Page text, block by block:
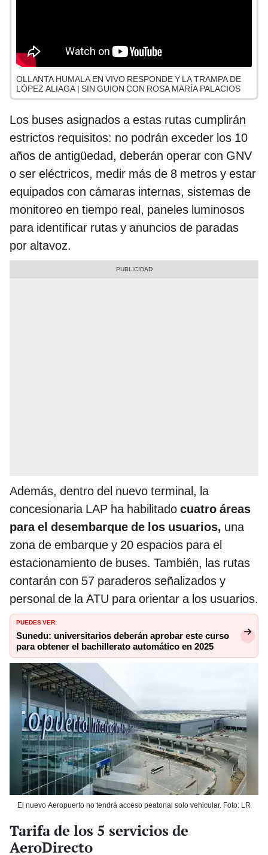
OLLANTA HUMALA EN VIVO RESPONDE Y LA TRAMPA DE
LÓPEZ ALIAGA | SIN GUION CON ROSA MARÍA PALACIOS
Los buses asignados a estas rutas cumplirán
estrictos requisitos: no podrán exceder los 10
años de antigüedad, deberán operar con GNV
o ser eléctricos, medir más de 8 metros y estar
equipados con cámaras internas, sistemas de
monitoreo en tiempo real, paneles luminosos
para identificar rutas y anuncios de paradas
por altavoz.
Además, dentro del nuevo terminal, la
concesionaria LAP ha habilitado cuatro áreas
para el desembarque de los usuarios, una
zona de embarque y 20 espacios para el
estacionamiento de buses. También, las rutas
contarán con 57 paraderos señalizados y
personal de la ATU para orientar a los usuarios.
PUEDES VER:
Sunedu: universitarios deberán aprobar este curso
para obtener el bachillerato automático en 2025
El nuevo Aeropuerto no tendrá acceso peatonal solo vehicular. Foto: LR
Tarifa de los 5 servicios de
AeroDirecto